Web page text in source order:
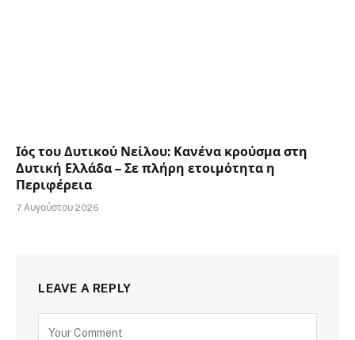
Ιός του Δυτικού Νείλου: Κανένα κρούσμα στη
Δυτική Ελλάδα – Σε πλήρη ετοιμότητα η
Περιφέρεια
7 Αυγούστου 2026
LEAVE A REPLY